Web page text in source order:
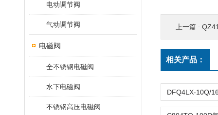
电动调节阀
气动调节阀
电磁阀
全不锈钢电磁阀
水下电磁阀
不锈钢高压电磁阀
上一篇 :
相关产品：